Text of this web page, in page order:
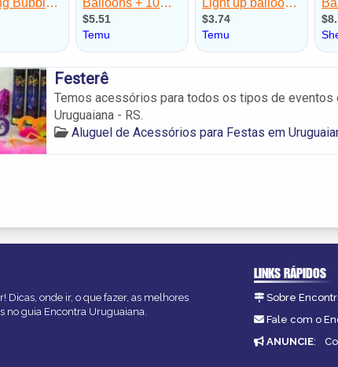
Festerê
Temos acessórios para todos os tipos de eventos
Uruguaiana - RS.
Aluguel de Acessórios para Festas em
onde ir, o que fazer, as melhores
no guia Encontra Uruguaiana.
LINKS RÁPIDOS
Sobre
Fale com o
ANUNCIE: